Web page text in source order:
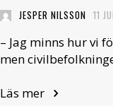
JESPER NILSSON 11
– Jag minns hur vi
men
Läs mer